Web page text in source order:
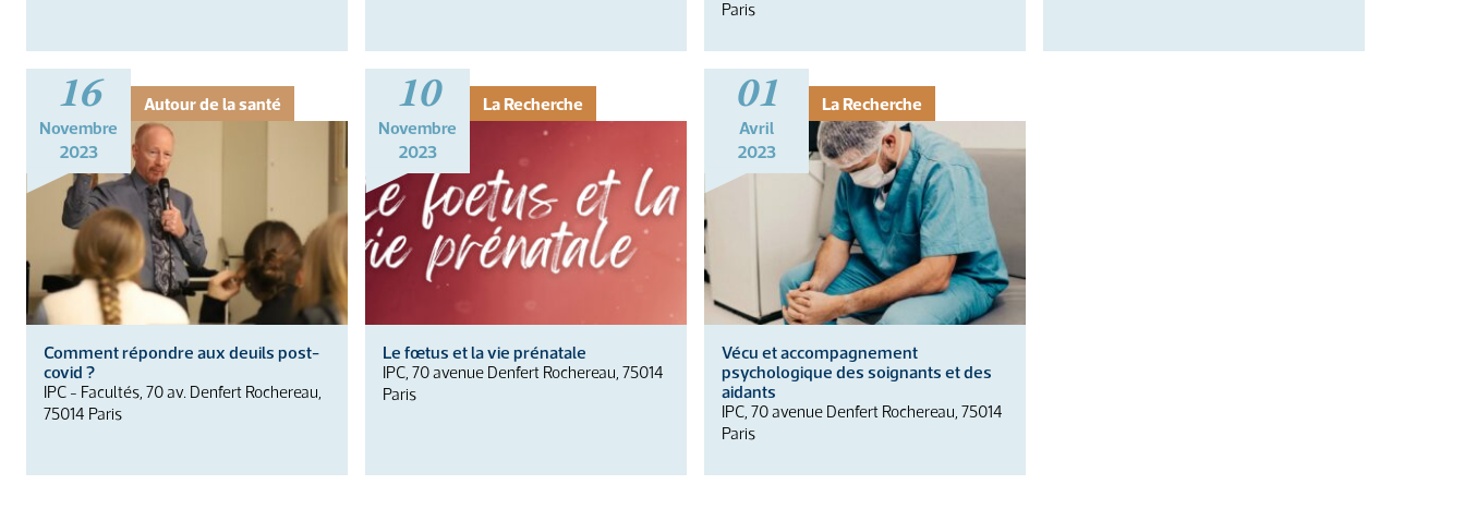
Paris
16
Novembre
2023
Autour de la santé
Comment répondre aux deuils post-
covid ?
IPC - Facultés, 70 av. Denfert Rochereau,
75014 Paris
10
Novembre
2023
La Recherche
Le fœtus et la vie prénatale
IPC, 70 avenue Denfert Rochereau, 75014
Paris
01
Avril
2023
La Recherche
Vécu et accompagnement
psychologique des soignants et des
aidants
IPC, 70 avenue Denfert Rochereau, 75014
Paris